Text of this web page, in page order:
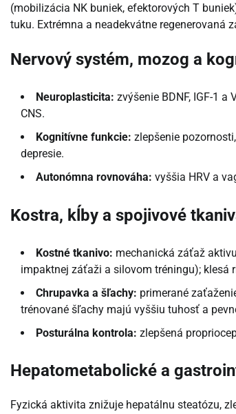
(mobilizácia NK buniek, efektorových T
tuku. Extrémna a neadekvátne
Nervový systém, mozog a
Neuroplasticita: zvýšenie BDNF, IGF-1
CNS.
Kognitívne funkcie: zlepšenie
depresie.
Autonómna rovnováha: vyššia HRV a
Kostra, kĺby a spojivové
Kostné tkanivo: mechanická záťaž
impaktnej záťaži a silovom tréningu); klesá
Chrupavka a šľachy: primerané
trénované šľachy majú vyššiu tuhosť a
Posturálna kontrola: zlepšená
Hepatometabolické a
Fyzická aktivita znižuje hepatálnu steatózu,